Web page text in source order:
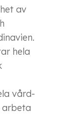
av
hela
vård-
arbeta